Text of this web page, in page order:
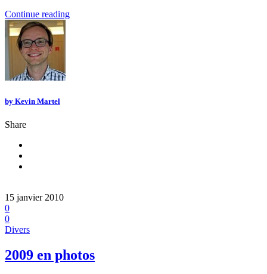
Continue reading
by Kevin Martel
Share
15 janvier 2010
0
0
Divers
2009 en photos